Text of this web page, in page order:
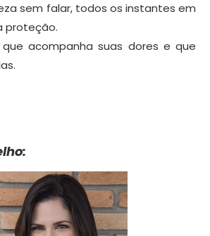
sem falar, todos os instantes em
proteção.
acompanha suas dores e que